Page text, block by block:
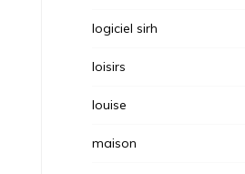
logiciel sirh
loisirs
louise
maison